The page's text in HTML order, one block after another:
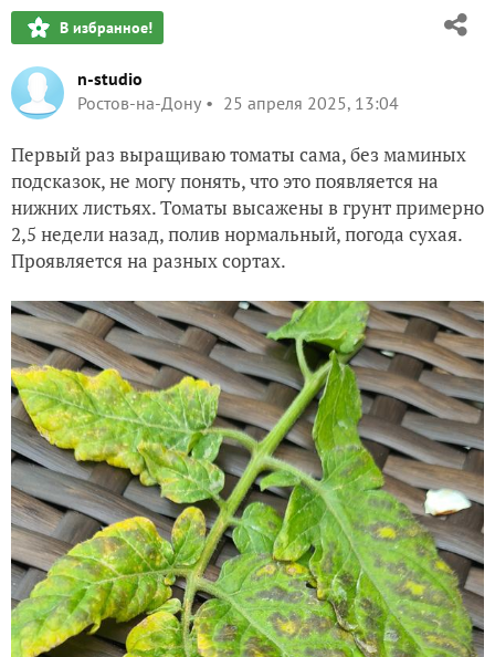
В избранное!
n-studio
Ростов-на-Дону
25 апреля 2025, 13:04
Первый раз выращиваю томаты сама, без маминых
подсказок, не могу понять, что это появляется на
нижних листьях. Томаты высажены в грунт примерно
2,5 недели назад, полив нормальный, погода сухая.
Проявляется на разных сортах.